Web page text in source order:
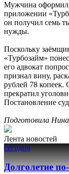
Мужчина оформил
приложении
он получил семь
нужды.
Поскольку
«Турбозайм»
его адвокат
признал вину,
рублей 78 копеек.
прекратил
Постановление
Подготовила
Лента новостей
сегодня
Долголетие